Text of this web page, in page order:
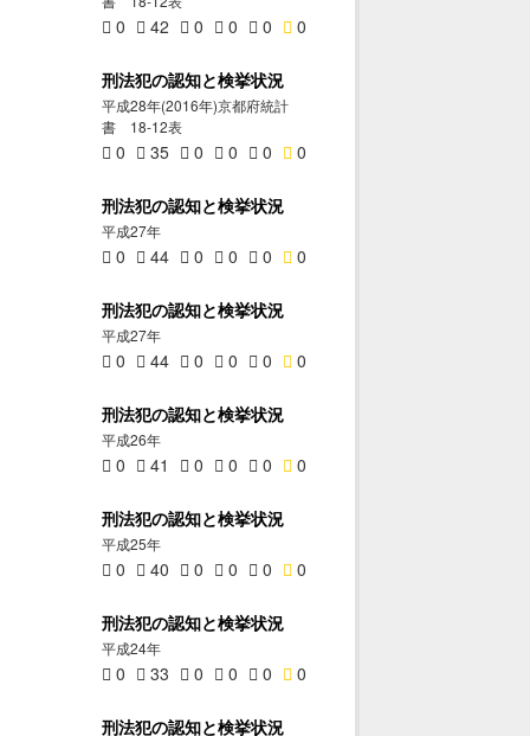
0 42 0 0 0 0
刑法犯の認知と検挙状況
平成28年(2016年)京都府統計
書 18-12表
0 35 0 0 0 0
刑法犯の認知と検挙状況
平成27年
0 44 0 0 0 0
刑法犯の認知と検挙状況
平成27年
0 44 0 0 0 0
刑法犯の認知と検挙状況
平成26年
0 41 0 0 0 0
刑法犯の認知と検挙状況
平成25年
0 40 0 0 0 0
刑法犯の認知と検挙状況
平成24年
0 33 0 0 0 0
刑法犯の認知と検挙状況